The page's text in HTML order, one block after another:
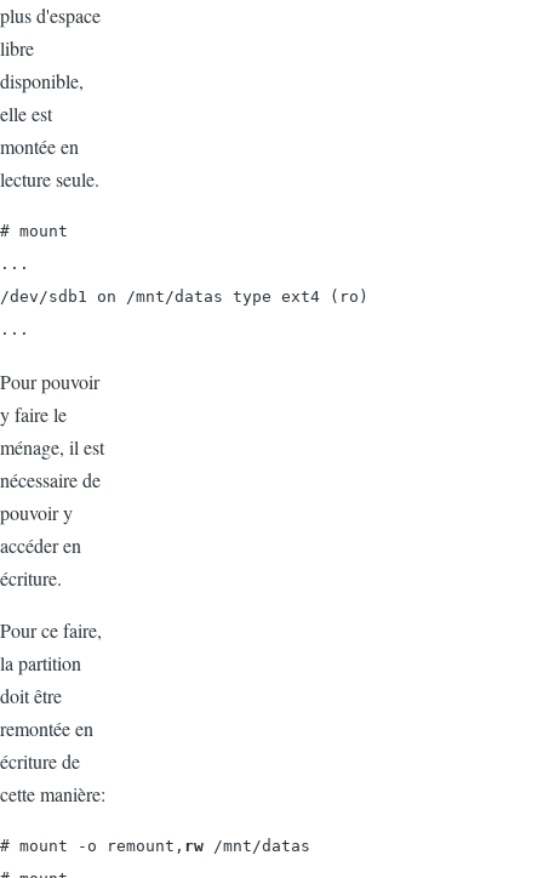
plus d'espace
libre
disponible,
elle est
montée en
lecture seule.
# mount
...
/dev/sdb1 on /mnt/datas type ext4 (ro)
Pour pouvoir
y faire le
ménage, il est
nécessaire de
pouvoir y
accéder en
écriture.
Pour ce faire,
la partition
doit être
remontée en
écriture de
cette manière:
# mount -o remount, rw /mnt/datas